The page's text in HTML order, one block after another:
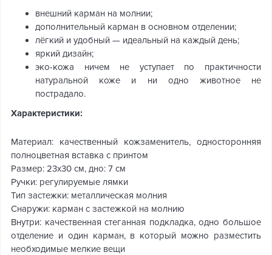
внешний карман на молнии;
дополнительный карман в основном отделении;
лёгкий и удобный — идеальный на каждый день;
яркий дизайн;
эко-кожа ничем не уступает по практичности
натуральной коже и ни одно животное не
пострадало.
Характеристики:
Материал: качественный кожзаменитель, односторонняя
полноцветная вставка с принтом
Размер: 23х30 см, дно: 7 см
Ручки: регулируемые лямки
Тип застежки: металлическая молния
Снаружи: карман с застежкой на молнию
Внутри: качественная стеганная подкладка, одно большое
отделение и один карман, в который можно разместить
необходимые мелкие вещи